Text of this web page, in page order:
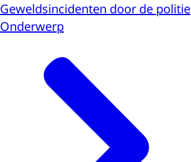
Geweldsincidenten door de politie
Onderwerp